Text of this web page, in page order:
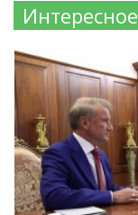
Интересное